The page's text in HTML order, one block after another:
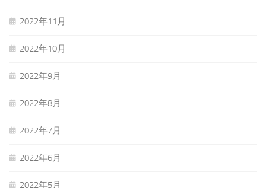
2022年11月
2022年10月
2022年9月
2022年8月
2022年7月
2022年6月
2022年5月